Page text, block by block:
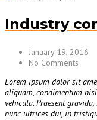
Industry
January 19, 2016
No Comments
Lorem ipsum dolor sit
aliquam, condimentum
vehicula. Praesent
nunc ultrices dui, in